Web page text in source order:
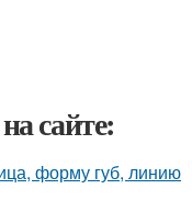
сайте:
форму губ, линию